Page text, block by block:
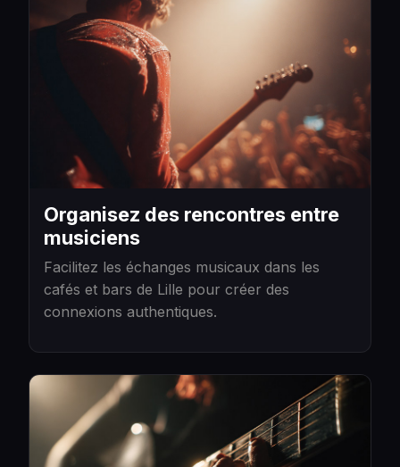
Organisez des rencontres entre
musiciens
Facilitez les échanges musicaux dans les
cafés et bars de Lille pour créer des
connexions authentiques.